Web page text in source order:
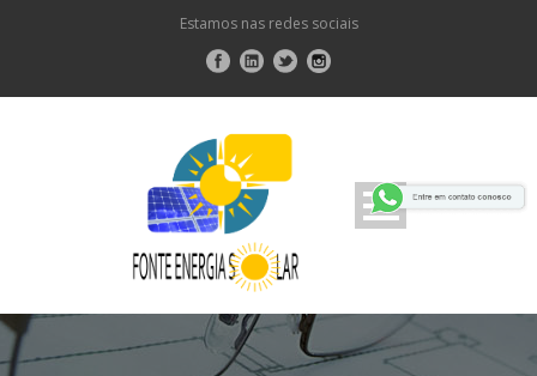
Estamos nas redes sociais